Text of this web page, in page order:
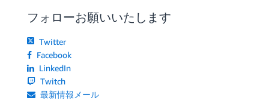
フォローお願いいたします
Twitter
Facebook
LinkedIn
Twitch
最新情報メール